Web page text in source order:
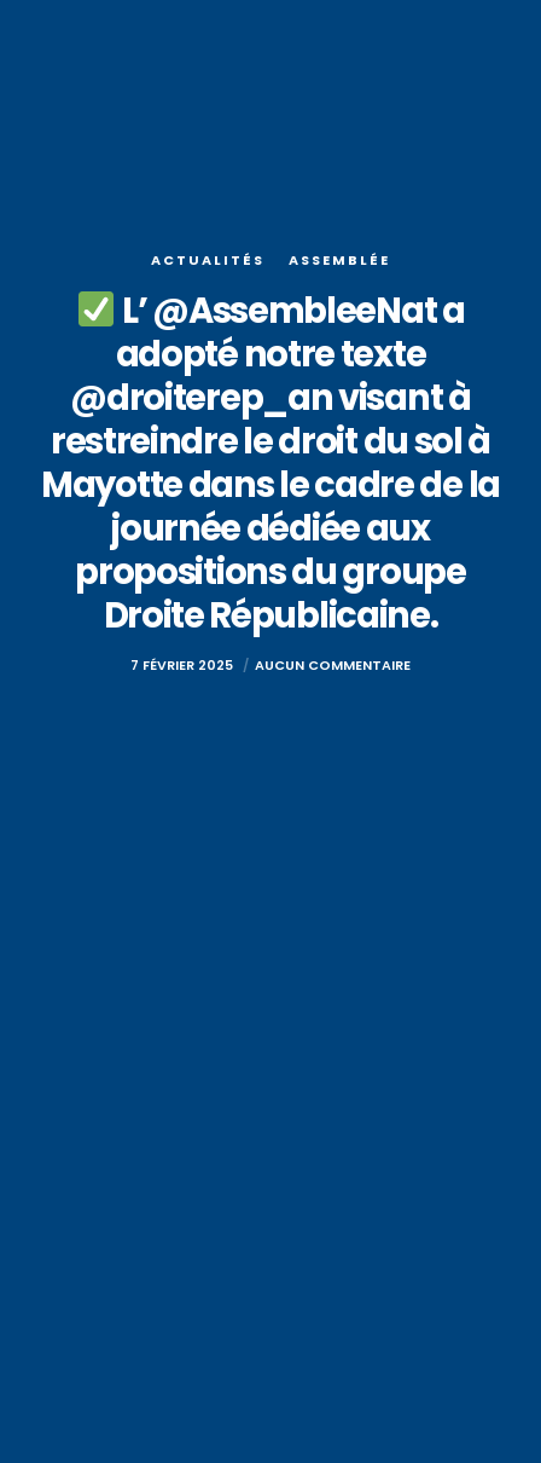
ACTUALITÉS ASSEMBLÉE
L’ @AssembleeNat a
adopté notre texte
@droiterep_an visant à
restreindre le droit du sol à
Mayotte dans le cadre de la
journée dédiée aux
propositions du groupe
Droite Républicaine.
7 FÉVRIER 2025 AUCUN COMMENTAIRE